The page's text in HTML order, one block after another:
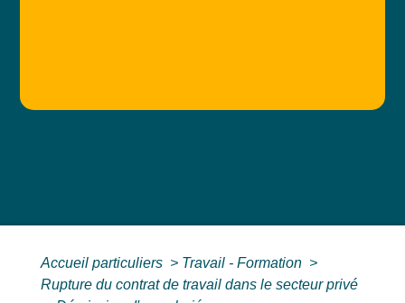
Accueil particuliers > Travail - Formation >
Rupture du contrat de travail dans le secteur privé